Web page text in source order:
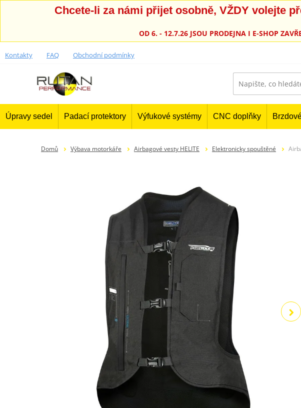
Chcete-li za námi přijet osobně, VŽDY volejte
OD 6. - 12.7.26 JSOU PRODEJNA I E-SHOP
Kontakty FAQ Obchodní podmínky
Úpravy sedel Padací protektory Výfukové systémy CNC doplňky
Domů Výbava motorkáře Airbagové vesty HELITE Elektronicky spouštěné